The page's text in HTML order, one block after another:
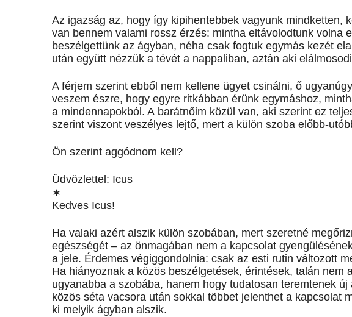
Az igazság az, hogy így kipihentebbek vagyunk mindketten,
van bennem valami rossz érzés: mintha eltávolodtunk volna
beszélgettünk az ágyban, néha csak fogtuk egymás kezét
után együtt nézzük a tévét a nappaliban, aztán aki
A férjem szerint ebből nem kellene ügyet csinálni, ő
veszem észre, hogy egyre ritkábban érünk egymáshoz,
a mindennapokból. A barátnőim közül van, aki szerint ez
szerint viszont veszélyes lejtő, mert a külön szoba előbb-
Ön szerint aggódnom kell?
Üdvözlettel: Icus
∗
Kedves Icus!
Ha valaki azért alszik külön szobában, mert szeretné
egészségét – az önmagában nem a kapcsolat
a jele. Érdemes végiggondolnia: csak az esti rutin változott
Ha hiányoznak a közös beszélgetések, érintések, talán nem
ugyanabba a szobába, hanem hogy tudatosan teremtenek
közös séta vacsora után sokkal többet jelenthet a kapcsolat
ki melyik ágyban alszik.